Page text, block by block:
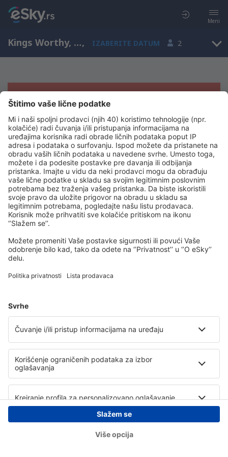
Meni
Kings Worthy, England, Ujedinjeno Kraljevstvo, IZABERITE DATUM 2
Žao nam je, ne možemo da prikažemo
rezultate
Pokušajte još jednom kad izaberete druge kriterijume
Copyright © eSky.rs. Sva prava zadržana.